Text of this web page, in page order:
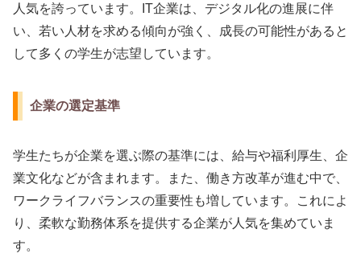
人気を誇っています。IT企業は、デジタル化の進展に伴
い、若い人材を求める傾向が強く、成長の可能性があると
して多くの学生が志望しています。
企業の選定基準
学生たちが企業を選ぶ際の基準には、給与や福利厚生、企
業文化などが含まれます。また、働き方改革が進む中で、
ワークライフバランスの重要性も増しています。これによ
り、柔軟な勤務体系を提供する企業が人気を集めていま
す。